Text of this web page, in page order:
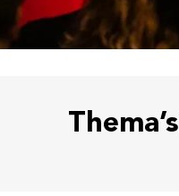
Thema’s